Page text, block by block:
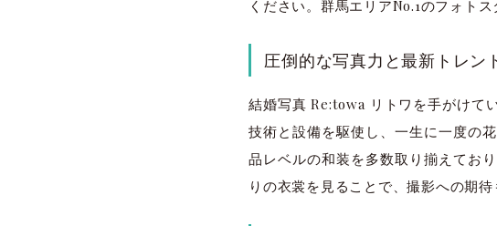
ください。群馬エリアNo.1のフォト
圧倒的な写真力と最新トレン
結婚写真 Re:towa リトワを手がけて
技術と設備を駆使し、一生に一度の
品レベルの和装を多数取り揃えてお
りの衣裳を見ることで、撮影への期待